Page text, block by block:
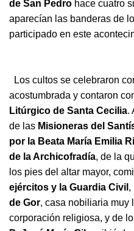
de San Pedro hace cuatro
aparecían las banderas de
participado en este
Los cultos se celebraron
acostumbrada y contaron
Litúrgico de Santa Cecilia.
de las Misioneras del
por la Beata María Emilia
de la Archicofradía, de la
los pies del altar mayor,
ejércitos y la Guardia Civil ,
de Gor, casa nobiliaria muy
corporación religiosa, y de